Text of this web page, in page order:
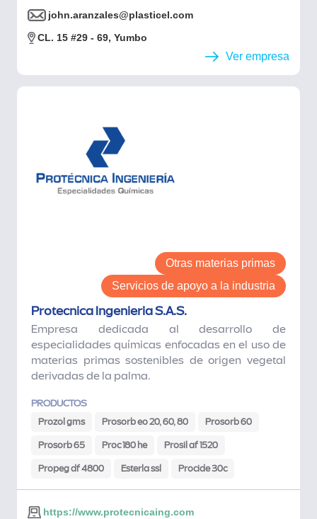
john.aranzales@plasticel.com
CL. 15 #29 - 69, Yumbo
Ver empresa
Otras materias primas
Servicios de apoyo a la industria
Protecnica Ingenieria S.A.S.
Empresa dedicada al desarrollo de
especialidades químicas enfocadas en el uso de
materias primas sostenibles de origen vegetal
derivadas de la palma.
PRODUCTOS
Prozol gms Prosorb eo 20, 60, 80 Prosorb 60
Prosorb 65 Proc 180 he Prosil af 1520
Propeg df 4800 Esterla ssl Procide 30c
https://www.protecnicaing.com